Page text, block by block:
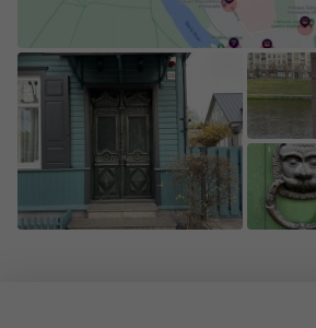
changes to existing content.